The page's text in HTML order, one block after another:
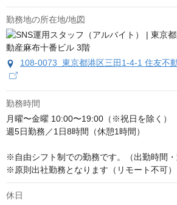
勤務地の所在地/地図
108-0073 東京都港区三田1-4-1 住友不
勤務時間
月曜〜金曜 10:00〜19:00（※祝日を除く）
週5日勤務／1日8時間（休憩1時間）
※自由シフト制での勤務です。（出勤時間・
※原則出社勤務となります（リモート不可）
休日